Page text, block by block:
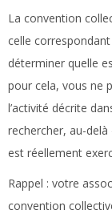
La convention
celle
déterminer quelle
pour cela, vous ne
l’activité décrite
rechercher, au-delà
est réellement
Rappel : votre
convention